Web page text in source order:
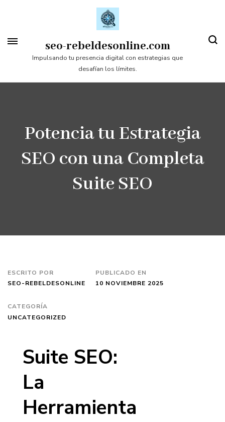
contenido
(presiona
seo-rebeldesonline.com
Impulsando tu presencia digital con estrategias que
desafían los límites.
Potencia tu Estrategia
SEO con una Completa
Suite SEO
ESCRITO POR
SEO-REBELDESONLINE
PUBLICADO EN
10 NOVIEMBRE 2025
CATEGORÍA
UNCATEGORIZED
Suite SEO:
La
Herramienta